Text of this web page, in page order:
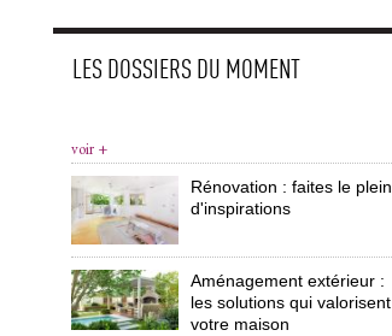
LES DOSSIERS DU MOMENT
voir +
Rénovation : faites le plein
d'inspirations
Aménagement extérieur :
les solutions qui valorisent
votre maison